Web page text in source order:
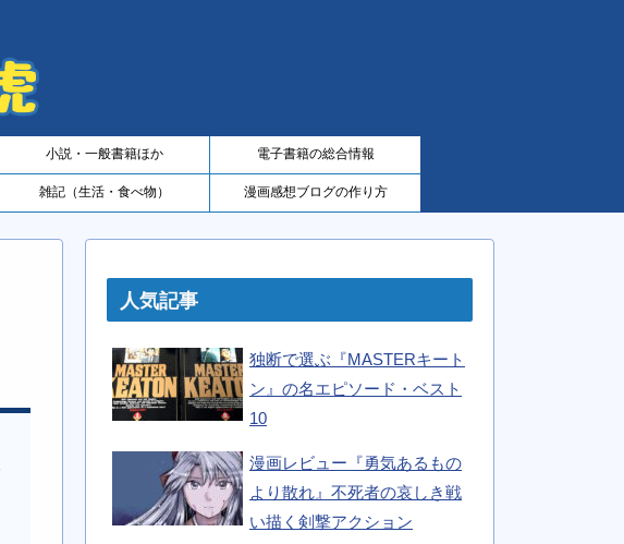
小説・一般書籍ほか 電子書籍の総合情報
雑記（生活・食べ物） 漫画感想ブログの作り方
人気記事
独断で選ぶ『MASTERキート
ン』の名エピソード・ベスト
10
漫画レビュー『勇気あるもの
より散れ』不死者の哀しき戦
い描く剣撃アクション